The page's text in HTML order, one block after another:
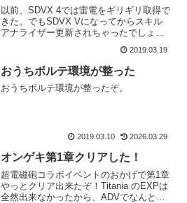
以前、SDVX 4では雷電をギリギリ取得で
きた。でもSDVX Vになってからスキル
アナライザー更新されちゃったでしょ？
回やってみようと思って一回やったけ
ど、取れちゃった。
2019.03.19
おうちボルテ環境が整った
おうちボルテ環境が整ったぞ。
2019.03.10 2026.03.29
オンゲキ第1章クリアした！
超電磁砲コラボイベントのおかげで第1章
やっとクリア出来たぞ！Titania のEXPは
全然出来なかったから、ADVでなんとか